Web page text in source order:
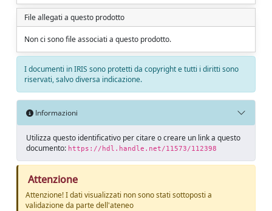
File allegati a questo prodotto
Non ci sono file associati a questo prodotto.
I documenti in IRIS sono protetti da copyright e tutti i diritti sono
riservati, salvo diversa indicazione.
Informazioni
Utilizza questo identificativo per citare o creare un link a questo
documento: https://hdl.handle.net/11573/112398
Attenzione
Attenzione! I dati visualizzati non sono stati sottoposti a
validazione da parte dell'ateneo